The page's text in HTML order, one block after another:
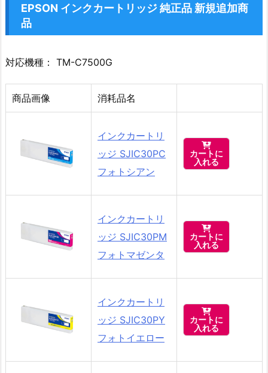
EPSON インクカートリッジ 純正品 新規追加商
品
対応機種： TM-C7500G
商品画像 消耗品名
インクカートリ
ッジ SJIC30PC
フォトシアン

カートに
入れる
インクカートリ
ッジ SJIC30PM
フォトマゼンタ

カートに
入れる
インクカートリ
ッジ SJIC30PY
フォトイエロー

カートに
入れる